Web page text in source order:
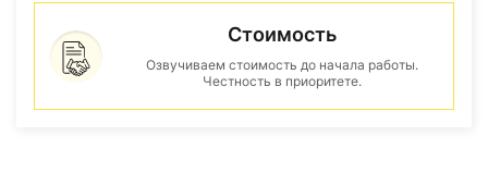
Стоимость
Озвучиваем стоимость до начала работы.
Честность в приоритете.